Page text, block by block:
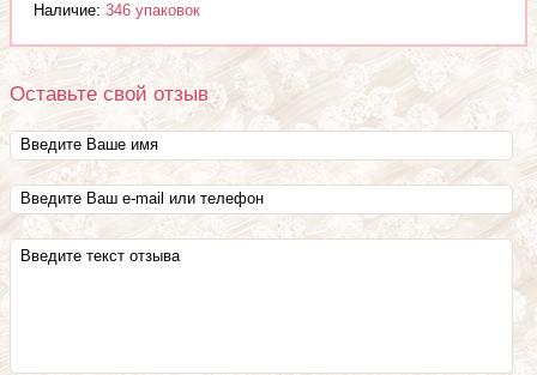
Наличие: 346 упаковок
Оставьте свой отзыв